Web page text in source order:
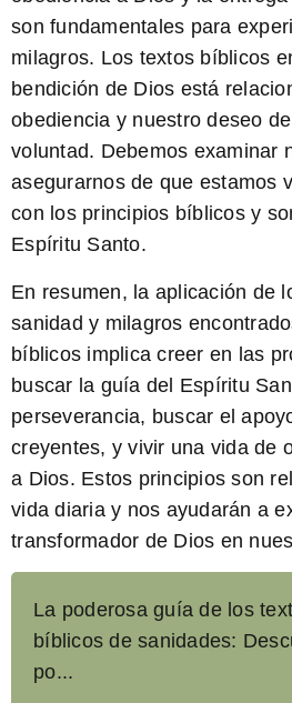
son fundamentales para
milagros. Los textos bíblicos
bendición de Dios está
obediencia y nuestro deseo
voluntad. Debemos examinar
asegurarnos de que estamos
con los principios bíblicos y
Espíritu Santo.
En resumen, la aplicación de
sanidad y milagros
bíblicos implica creer en las
buscar la guía del Espíritu
perseverancia, buscar el
creyentes, y vivir una vida de
a Dios. Estos principios son
vida diaria y nos ayudarán a
transformador de Dios en
La poderosa guía de los
bíblicos de sanidades:
po...